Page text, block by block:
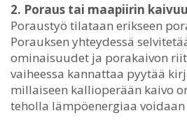
2. Poraus tai maapiirin kaivuu
Poraustyö tilataan erikseen
Porauksen yhteydessä
ominaisuudet ja porakaivon
vaiheessa kannattaa pyytää
millaiseen kallioperään kaivo
teholla lämpöenergiaa